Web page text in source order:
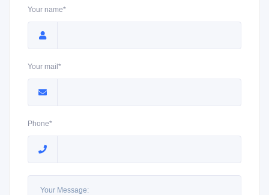
Your name*
Your mail*
Phone*